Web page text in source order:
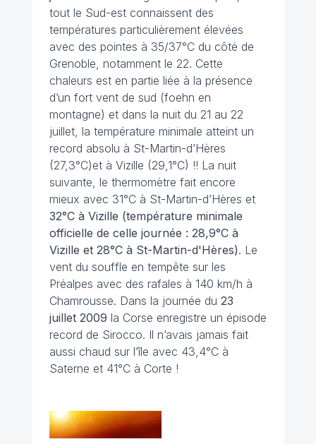
tout le Sud-est connaissent des
températures particulièrement élevées
avec des pointes à 35/37°C du côté de
Grenoble, notamment le 22. Cette
chaleurs est en partie liée à la présence
d’un fort vent de sud (foehn en
montagne) et dans la nuit du 21 au 22
juillet, la température minimale atteint un
record absolu à St-Martin-d’Hères
(27,3°C)et à Vizille (29,1°C) !! La nuit
suivante, le thermomètre fait encore
mieux avec 31°C à St-Martin-d’Hères et
32°C à Vizille (température minimale
officielle de celle journée : 28,9°C à
Vizille et 28°C à St-Martin-d'Hères). Le
vent du souffle en tempête sur les
Préalpes avec des rafales à 140 km/h à
Chamrousse. Dans la journée du 23
juillet 2009 la Corse enregistre un épisode
record de Sirocco. Il n’avais jamais fait
aussi chaud sur l’île avec 43,4°C à
Saterne et 41°C à Corte !